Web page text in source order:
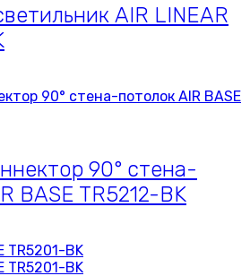
AIR LINEAR
90° стена-
BASE TR5212-BK